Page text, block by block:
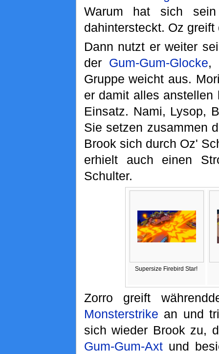
Warum hat sich
dahintersteckt. Oz
Dann nutzt er weiter
der Gum-Gum-Glocke,
Gruppe weicht aus.
er damit alles
Einsatz. Nami, Lysop,
Sie setzen zusammen
Brook sich durch Oz'
erhielt auch einen
Schulter.
Supersize Firebird Star!
Zorro greift
Monsterstrike an und
sich wieder Brook zu,
Gum-Gum-Axtund